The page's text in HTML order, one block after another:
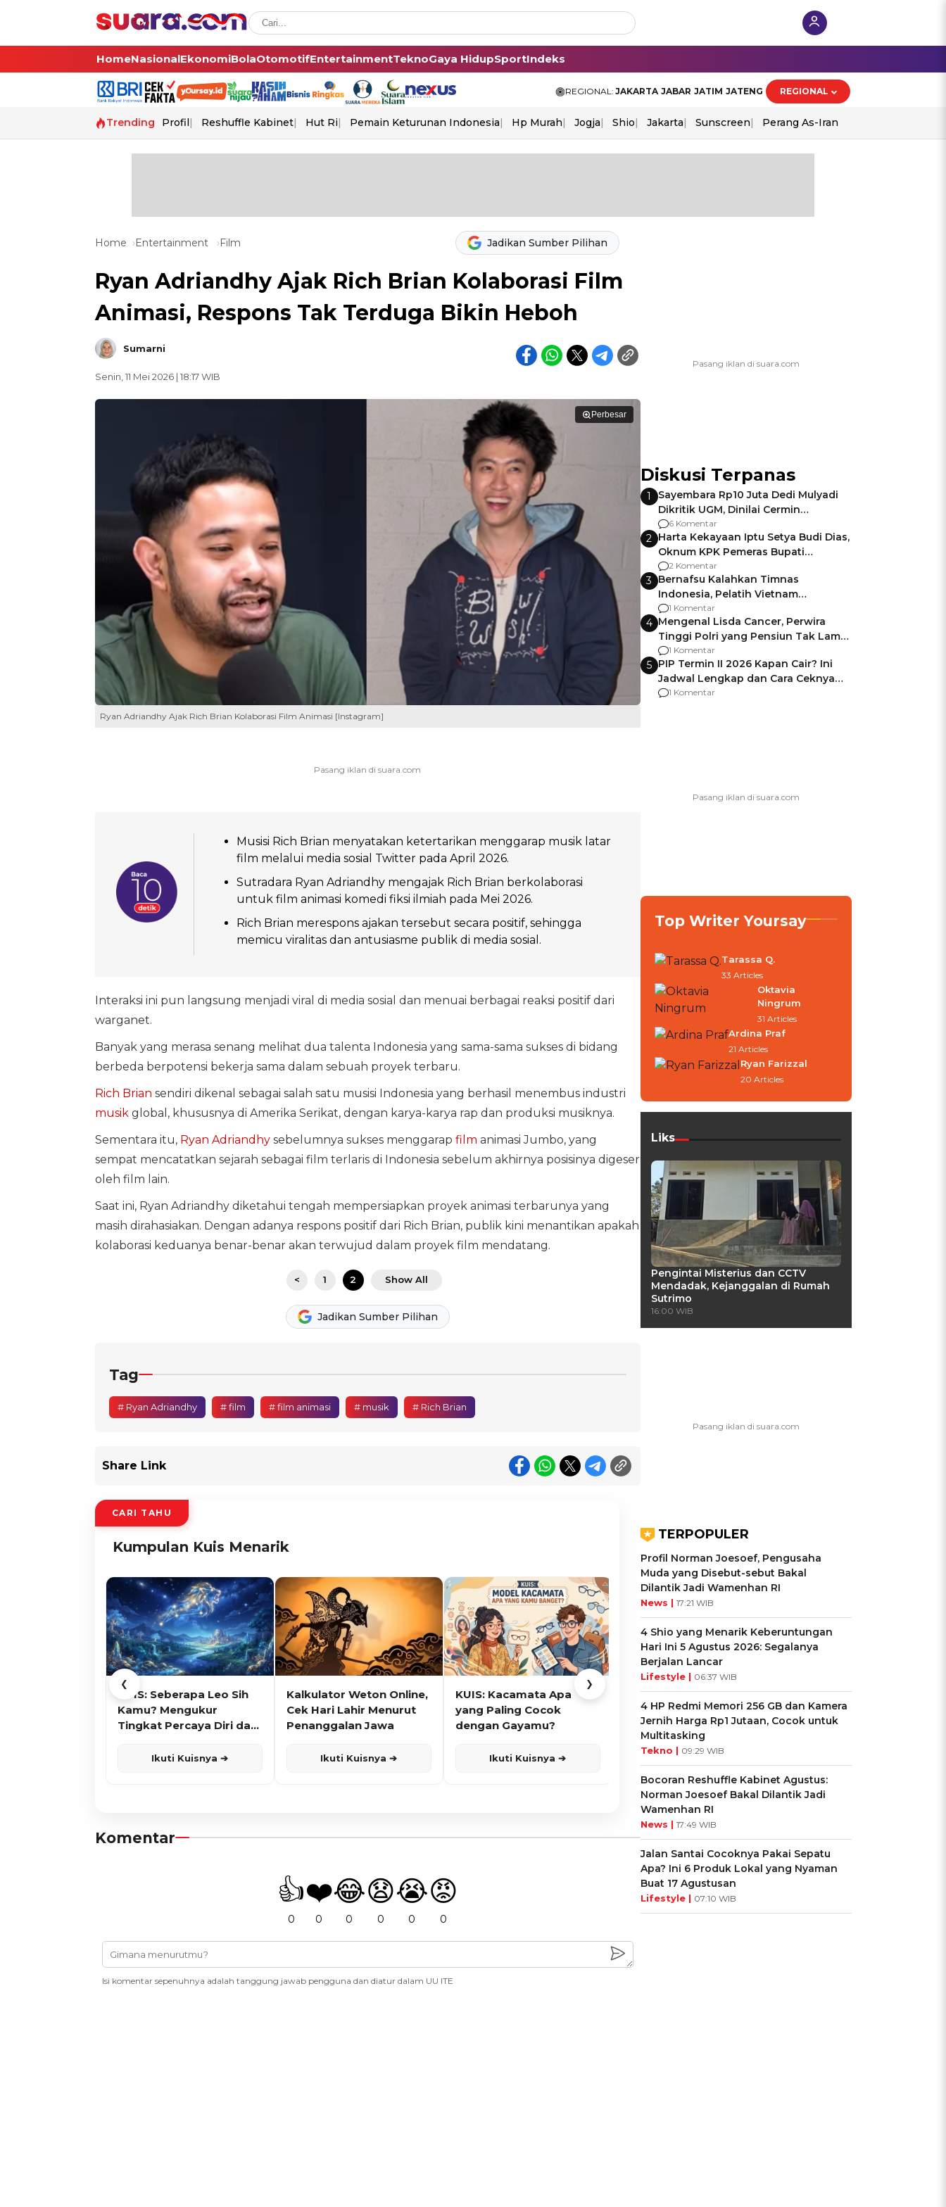
HomeNasionalEkonomiBolaOtomotifEntertainmentTeknoGaya HidupSportIndeks
REGIONAL: JAKARTA JABAR JATIM JATENG REGIONAL
Trending Profil Reshuffle Kabinet Hut Ri Pemain Keturunan Indonesia Hp Murah Jogja Shio Jakarta Sunscreen Perang As-Iran
Home Entertainment Film Jadikan Sumber Pilihan
Ryan Adriandhy Ajak Rich Brian Kolaborasi Film
Animasi, Respons Tak Terduga Bikin Heboh
Sumarni
Senin, 11 Mei 2026 | 18:17 WIB
Perbesar
Ryan Adriandhy Ajak Rich Brian Kolaborasi Film Animasi [Instagram]
Musisi Rich Brian menyatakan ketertarikan menggarap musik latar
film melalui media sosial Twitter pada April 2026.
Sutradara Ryan Adriandhy mengajak Rich Brian berkolaborasi
untuk film animasi komedi fiksi ilmiah pada Mei 2026.
Rich Brian merespons ajakan tersebut secara positif, sehingga
memicu viralitas dan antusiasme publik di media sosial.
Interaksi ini pun langsung menjadi viral di media sosial dan menuai berbagai reaksi positif dari
warganet.
Banyak yang merasa senang melihat dua talenta Indonesia yang sama-sama sukses di bidang
berbeda berpotensi bekerja sama dalam sebuah proyek terbaru.
Rich Brian sendiri dikenal sebagai salah satu musisi Indonesia yang berhasil menembus industri
musik global, khususnya di Amerika Serikat, dengan karya-karya rap dan produksi musiknya.
Sementara itu, Ryan Adriandhysebelumnya sukses menggarap film animasi Jumbo, yang
sempat mencatatkan sejarah sebagai film terlaris di Indonesia sebelum akhirnya posisinya digeser
oleh film lain.
Saat ini, Ryan Adriandhy diketahui tengah mempersiapkan proyek animasi terbarunya yang
masih dirahasiakan. Dengan adanya respons positif dari Rich Brian, publik kini menantikan apakah
kolaborasi keduanya benar-benar akan terwujud dalam proyek film mendatang.
< 1 2 Show All
Jadikan Sumber Pilihan
Tag
# Ryan Adriandhy # film # film animasi # musik # Rich Brian
Share Link
CARI TAHU
Kumpulan Kuis Menarik
❮
KUIS: Seberapa Leo Sih
Kamu? Mengukur
Tingkat Percaya Diri dan
Ikuti Kuisnya ➔
Kalkulator Weton Online,
Cek Hari Lahir Menurut
Penanggalan Jawa
Ikuti Kuisnya ➔
KUIS: Kacamata Apa
yang Paling Cocok
dengan Gayamu?
Ikuti Kuisnya ➔
KUIS: Sepatu Mana yang
Cocok dengan
Kepribadianmu?
Ikuti Kuisnya ➔
KUIS: Seberapa Kenal
Kamu dengan Si Zodiak
Cancer?
❯
Komentar
👍
0
❤️
0
😂
0
😧
0
😭
0
😡
0
Isi komentar sepenuhnya adalah tanggung jawab pengguna dan diatur dalam UU ITE
Diskusi Terpanas
1
Sayembara Rp10 Juta Dedi Mulyadi
Dikritik UGM, Dinilai Cermin
Gagalnya Negara Jamin Keamanan
6 Komentar
2 Harta Kekayaan Iptu Setya Budi Dias,
Oknum KPK Pemeras Bupati
Pemalang
2 Komentar
3 Bernafsu Kalahkan Timnas
Indonesia, Pelatih Vietnam
Berencana Pakai Jimat di Pakansari
1 Komentar
4 Mengenal Lisda Cancer, Perwira
Tinggi Polri yang Pensiun Tak Lama
Usai Jadi Brigjen
1 Komentar
5 PIP Termin II 2026 Kapan Cair? Ini
Jadwal Lengkap dan Cara Ceknya
agar Dana Tidak Hangus!
1 Komentar
Top Writer Yoursay
Tarassa Q.
33 Articles
Oktavia
Ningrum
31 Articles
Ardina Praf
21 Articles
Ryan Farizzal
20 Articles
Liks
Pengintai Misterius dan CCTV
Mendadak, Kejanggalan di Rumah
Sutrimo
16:00 WIB
TERPOPULER
Profil Norman Joesoef, Pengusaha
Muda yang Disebut-sebut Bakal
Dilantik Jadi Wamenhan RI
News | 17:21 WIB
4 Shio yang Menarik Keberuntungan
Hari Ini 5 Agustus 2026: Segalanya
Berjalan Lancar
Lifestyle | 06:37 WIB
4 HP Redmi Memori 256 GB dan Kamera
Jernih Harga Rp1 Jutaan, Cocok untuk
Multitasking
Tekno | 09:29 WIB
Bocoran Reshuffle Kabinet Agustus:
Norman Joesoef Bakal Dilantik Jadi
Wamenhan RI
News | 17:49 WIB
Jalan Santai Cocoknya Pakai Sepatu
Apa? Ini 6 Produk Lokal yang Nyaman
Buat 17 Agustusan
Lifestyle | 07:10 WIB